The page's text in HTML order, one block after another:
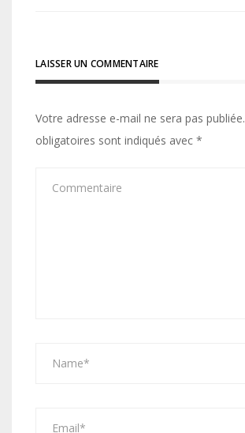
LAISSER UN COMMENTAIRE
Votre adresse e-mail ne sera pas publiée.
obligatoires sont indiqués avec *